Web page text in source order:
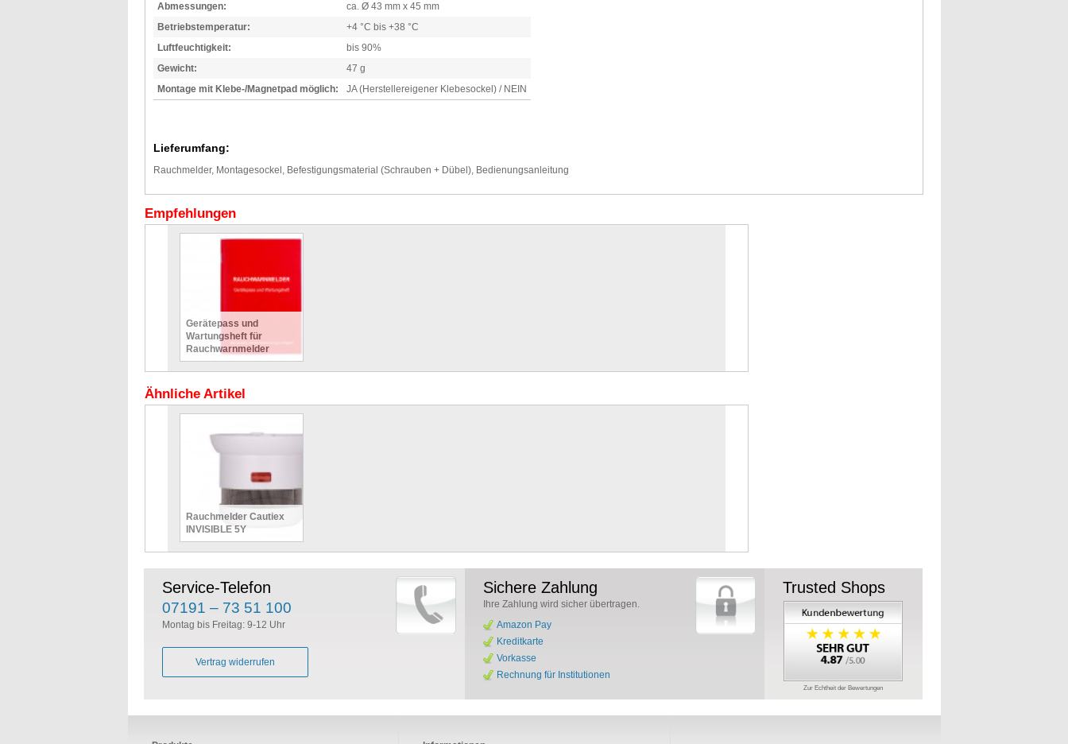
Abmessungen:
ca. Ø 43 mm x 45 mm
Betriebstemperatur:
+4 °C bis +38 °C
Luftfeuchtigkeit:
bis 90%
Gewicht:
47 g
Montage mit Klebe-/Magnetpad möglich:
JA (Herstellereigener Klebesockel) / NEIN
Lieferumfang:
Rauchmelder, Montagesockel, Befestigungsmaterial (Schrauben + Dübel), Bedienungsanleitung
Empfehlungen
Gerätepass und
Wartungsheft für
Rauchwarnmelder
Ähnliche Artikel
Rauchmelder Cautiex
INVISIBLE 5Y
Service-Telefon
07191 – 73 51 100
Montag bis Freitag: 9-12 Uhr
Vertrag widerrufen
Sichere Zahlung
Ihre Zahlung wird sicher übertragen.
Amazon Pay
Kreditkarte
Vorkasse
Rechnung für Institutionen
Trusted Shops
Zur Echtheit der Bewertungen